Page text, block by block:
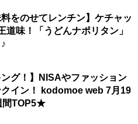
料をのせてレンチン】ケチャッ
道味！「うどんナポリタン」
ング！】NISAやファッション
イン！ kodomoe web 7月19
間TOP5★